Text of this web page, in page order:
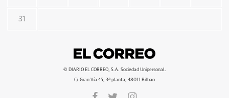
31
© DIARIO EL CORREO, S.A. Sociedad Unipersonal.
C/ Gran Vía 45, 3ª planta, 48011 Bilbao